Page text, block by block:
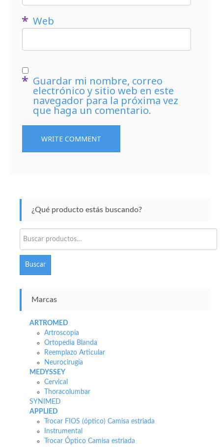
Web
Guardar mi nombre, correo
electrónico y sitio web en este
navegador para la próxima vez
que haga un comentario.
¿Qué producto estás buscando?
por:
Buscar
Marcas
ARTROMED
Artroscopia
Ortopedia Blanda
Reemplazo Articular
Neurocirugía
MEDYSSEY
Cervical
Thoracolumbar
SYNIMED
APPLIED
Trocar FIOS (óptico) Camisa estriada
Instrumental
Trocar Óptico Camisa estriada